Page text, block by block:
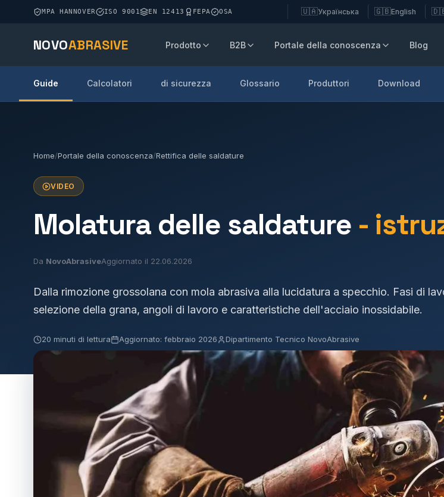
MPA HANNOVER ISO 9001 EN 12413 FEPA OSA 🇺🇦Українська 🇬🇧English
NOVOABRASIVE Prodotto B2B Portale della conoscenza Blog
Guide Calcolatori di sicurezza Glossario Produttori Download
Home/Portale della conoscenza/Rettifica delle saldature
VIDEO
Molatura delle saldature -
Da NovoAbrasiveAggiornato il 22.06.2026
Dalla rimozione grossolana con mola abrasiva alla lucidatura a specchio. Fasi di
selezione della grana, angoli di lavoro e caratteristiche dell'acciaio inossidabile.
20 minuti di lettura Aggiornato: febbraio 2026 Dipartimento Tecnico NovoAbrasive